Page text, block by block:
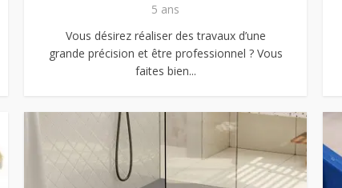
5 ans
Vous désirez réaliser des travaux d’une
grande précision et être professionnel ? Vous
faites bien...